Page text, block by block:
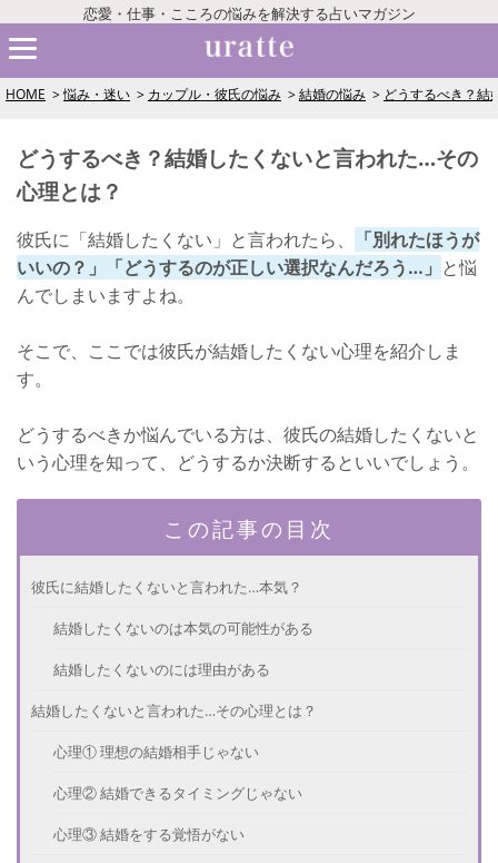
恋愛・仕事・こころの悩みを解決する占いマガジン
HOME 悩み・迷い カップル・彼氏の悩み 結婚の悩み どうするべき？結
どうするべき？結婚したくないと言われた…その
心理とは？
彼氏に「結婚したくない」と言われたら、
「別れたほうが
いいの？」「どうするのが正しい選択なんだろう…」 と悩
んでしまいますよね。
そこで、ここでは彼氏が結婚したくない心理を紹介しま
す。
どうするべきか悩んでいる方は、彼氏の結婚したくないと
いう心理を知って、どうするか決断するといいでしょう。
この記事の目次
彼氏に結婚したくないと言われた…本気？
結婚したくないのは本気の可能性がある
結婚したくないのには理由がある
結婚したくないと言われた…その心理とは？
心理① 理想の結婚相手じゃない
心理② 結婚できるタイミングじゃない
心理③ 結婚をする覚悟がない